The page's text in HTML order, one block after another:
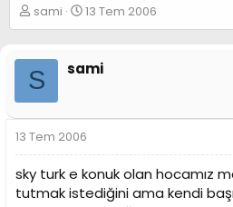
K
o
u
y
u
B
a
ş
l
a
t
sami
B
a
a
ı
ç
t
a
r
13 Tem 2006
S sami
13 Tem 2006
sky turk e konuk olan hocamız
tutmak istediğini ama kendi